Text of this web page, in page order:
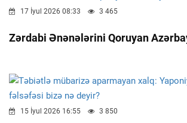
17 İyul 2026 08:33 3 465
Zərdabi Ənənələrini Qoruyan
15 İyul 2026 16:55 3 850